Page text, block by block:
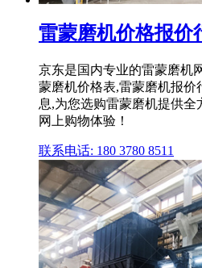
雷蒙磨机价格报价
京东是国内专业的雷蒙磨机
蒙磨机价格表,雷蒙磨机报
息,为您选购雷蒙磨机提供
网上购物体验！
联系电话: 180 3780 8511